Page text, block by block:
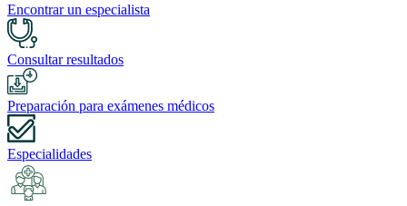
Encontrar un especialista
Consultar resultados
Preparación para exámenes médicos
Especialidades